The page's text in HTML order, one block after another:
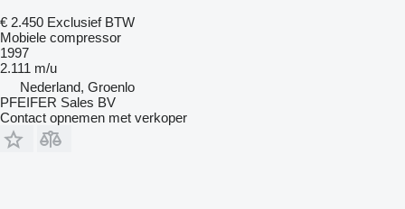
€ 2.450 Exclusief BTW
Mobiele compressor
1997
2.111 m/u
Nederland, Groenlo
PFEIFER Sales BV
Contact opnemen met verkoper